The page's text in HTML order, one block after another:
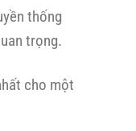
thống
trọng.
cho một